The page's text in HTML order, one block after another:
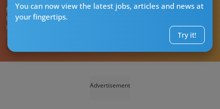
You can now view the latest jobs, articles and news at
your fingertips.
Try it!
CT職場P牌仔
Published:2026-07-29 23:05
Updated:
Advertisement